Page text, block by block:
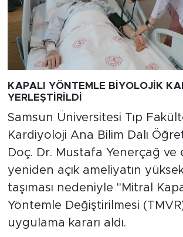
KAPALI YÖNTEMLE BİYOLOJİK
YERLEŞTİRİLDİ
Samsun Üniversitesi Tıp
Kardiyoloji Ana Bilim Dalı
Doç. Dr. Mustafa Yenerçağ ve
yeniden açık ameliyatın
taşıması nedeniyle "Mitral
Yöntemle Değiştirilmesi
uygulama kararı aldı.